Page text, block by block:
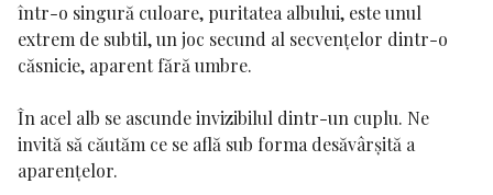
într-o singură culoare, puritatea albului, este unul
extrem de subtil, un joc secund al secvențelor dintr-o
căsnicie, aparent fără umbre.
În acel alb se ascunde invizibilul dintr-un cuplu. Ne
invită să căutăm ce se află sub forma desăvârșită a
aparențelor.